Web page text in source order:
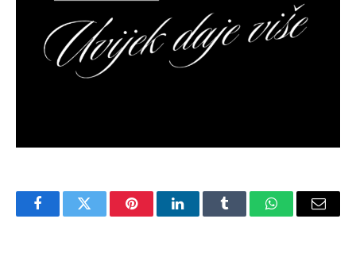
FacebookTwitter PinterestLinkedInTumblr WhatsAppEmail